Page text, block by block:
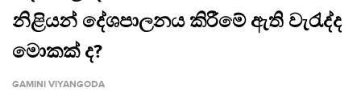
නිළියන් දේශපාලනය කිරීමේ ඇති වැරැද්ද
මොකක් ද?
GAMINI VIYANGODA